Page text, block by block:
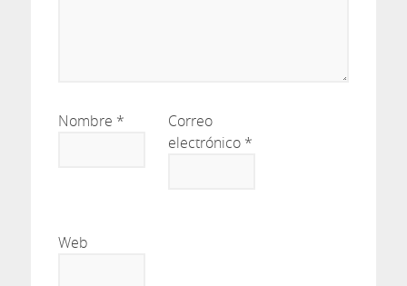
Nombre *
Correo
electrónico *
Web